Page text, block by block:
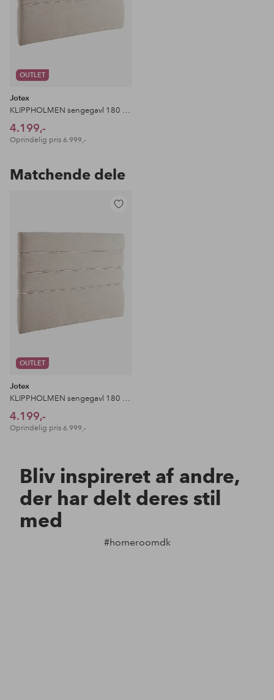
OUTLET
Jotex
KLIPPHOLMEN sengegavl 180 cm
4.199,-
Oprindelig pris 6.999,-
Matchende dele
OUTLET
favoritter
Jotex
KLIPPHOLMEN sengegavl 180 cm
4.199,-
Oprindelig pris 6.999,-
Bliv inspireret af andre,
der har delt deres stil
med
#homeroomdk